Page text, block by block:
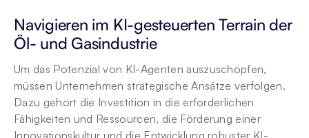
Navigieren im KI-gesteuerten Terrain der
Öl- und Gasindustrie
Um das Potenzial von KI-Agenten auszuschöpfen,
müssen Unternehmen strategische Ansätze verfolgen.
Dazu gehört die Investition in die erforderlichen
Fähigkeiten und Ressourcen, die Förderung einer
Innovationskultur und die Entwicklung robuster KI-